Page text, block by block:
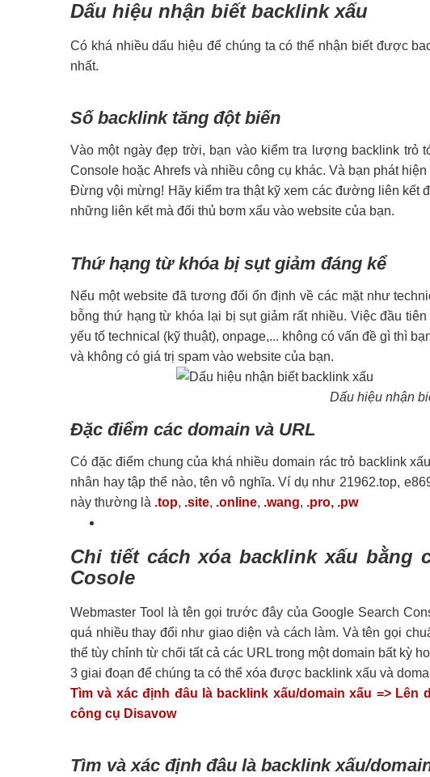
Dấu hiệu nhận biết backlink xấu
Có khá nhiều dấu hiệu để chúng ta có thể nhận biết được
nhất.
Số backlink tăng đột biến
Vào một ngày đẹp trời, bạn vào kiểm tra lượng backlink trỏ
Console hoặc Ahrefs và nhiều công cụ khác. Và bạn phát
Đừng vội mừng! Hãy kiểm tra thật kỹ xem các đường liên kết
những liên kết mà đối thủ bơm xấu vào website của bạn.
Thứ hạng từ khóa bị sụt giảm đáng kể
Nếu một website đã tương đối ổn định về các mặt như
bỗng thứ hạng từ khóa lại bị sụt giảm rất nhiều. Việc đầu
yếu tố technical (kỹ thuật), onpage,... không có vấn đề gì thì
và không có giá trị spam vào website của bạn.
Dấu hiệu nhận
Đặc điểm các domain và URL
Có đặc điểm chung của khá nhiều domain rác trỏ backlink
nhân hay tập thể nào, tên vô nghĩa. Ví dụ như 21962.top,
này thường là .top, .site, .online, .wang, .pro, .pw
Chi tiết cách xóa backlink xấu bằng
Cosole
Webmaster Tool là tên gọi trước đây của Google Search
quá nhiều thay đổi như giao diện và cách làm. Và tên gọi
thể tùy chỉnh từ chối tất cả các URL trong một domain bất kỳ
3 giai đoạn để chúng ta có thể xóa được backlink xấu và
Tìm và xác định đâu là backlink xấu/domain xấu => Lên
công cụ Disavow
Tìm và xác định đâu là backlink xấu/